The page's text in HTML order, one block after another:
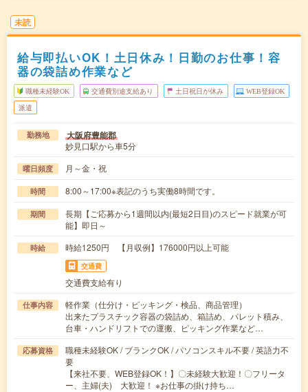
未読
給与即払いOK！土日休み！日勤のお仕事！容
器の袋詰め作業など
職種未経験OK 交通費別途支給あり 土日祝日が休み WEB登録OK
派遣
勤務地 大阪府豊能郡
妙見口駅から車5分
曜日頻度 月～金・祝
時間 8:00～17:00※表記のうち実働8時間です。
期間
長期【ご応募から1週間以内(最短2日目)のスピード就業が可
能】即日～
時給 時給1250円 【月収例】176000円以上可能
交通費
交通費支給有り
仕事内容
軽作業（仕分け・ピッキング・検品、商品管理）
出来たプラスチック容器の袋詰め、箱詰め、パレット積み、
台車・ハンドリフトでの運搬、ピッキング作業など…
応募資格
職種未経験OK / ブランクOK / パソコンスキル不要 / 英語力不
要
【来社不要、WEB登録OK！】〇未経験大歓迎！〇フリータ
ー、主婦(夫) 大歓迎！ ※お仕事の掛け持ち…